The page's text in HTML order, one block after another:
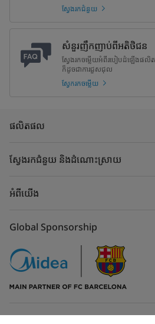
ស្វែងរកជំនួយ
សំនួរញឹកញាប់ពីអតិថិជន
ស្វែងរកចម្លើយអំពីរបៀបដំឡើងផលិ
ក៏ដូចជាការជួសជុល
ស្វែករកចម្លើយ
ផលិតផល
ស្វែងរកជំនួយ និងដំណោះស្រាយ
អំពីយើង
Global Sponsorship